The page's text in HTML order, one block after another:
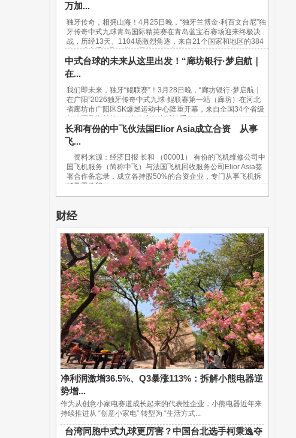
万加...
独牙传奇，相拥山海！4月25日晚，“独牙兰博金·利百文台尼”独
牙传奇中式九球青岛国际精英赛在青岛蓝宝石赛场迎来终极决
战，历经13天、1104场激烈角逐，来自21个国家和地区的384
位台球高手汇聚一堂，最终，“软塞王...
中式台球的未来从这里出发！“廊坊银行·梦启航｜
在...
我们即未来，独牙“鲲联赛”！3月28日晚，“廊坊银行·梦启航｜
在广阳”2026独牙传奇中式九球·鲲联赛第一站（廊坊）在河北
省廊坊市广阳区SK爆燃运动中心隆重开幕，来自全国34个省级
行政区及海外的940名青少年台球选手...
长和有份的中飞伙法国Elior Asia成立合资 从事
飞...
资料来源：经济日报 长和 （00001） 有份的飞机维修公司中
国飞机服务（简称中飞）与法国飞机回收服务公司Elior Asia签
署合作备忘录，成立各持股50%的合资企业，专门从事飞机拆
解及零件贸...
财经
净利润激增36.5%、Q3暴涨113%：拆解小熊电器逆
势增...
作为从创意小家电赛道成长起来的代表性企业，小熊电器近年来
持续推进从 “创意小家电” 转型为 “生活方式...
台湾同胞中式九球更厉害？中国台北选手柯秉逸夺